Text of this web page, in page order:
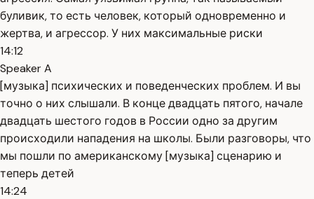
буливик, то есть человек, который одновременно и
жертва, и агрессор. У них максимальные риски
14:12
Speaker A
[музыка] психических и поведенческих проблем. И вы
точно о них слышали. В конце двадцать пятого, начале
двадцать шестого годов в России одно за другим
происходили нападения на школы. Были разговоры, что
мы пошли по американскому [музыка] сценарию и
теперь детей
14:24